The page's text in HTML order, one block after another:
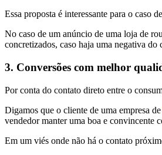
Essa proposta é interessante para o caso
No caso de um anúncio de uma loja de
concretizados, caso haja uma negativa do
3. Conversões com melhor
Por conta do contato direto entre o
Digamos que o cliente de uma empresa de
vendedor manter uma boa e convincente
Em um viés onde não há o contato